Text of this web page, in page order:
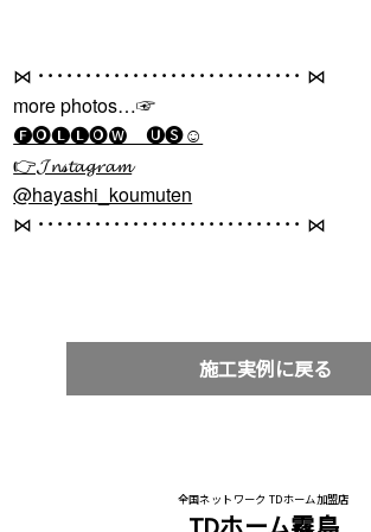
⋈ ････････････････････････････ ⋈
more photos…☞
🅕🅞🅛🅛🅞🅦 🅤🅢☺
👉𝓙𝓷𝓈𝓽𝓪𝓰𝓻𝓪𝓶
@hayashi_koumuten
⋈ ････････････････････････････ ⋈
施工実例に戻る
全国ネットワーク TDホーム加盟店
TDホーム霧島